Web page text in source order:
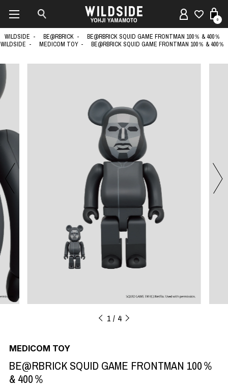
0
WILDSIDE BE@RBRICK
BE@RBRICK SQUID GAME FRONTMAN 100％ & 400％
WILDSIDE
MEDICOM TOY BE@RBRICK SQUID GAME FRONTMAN 100％ & 400％
1 4
MEDICOM TOY
BE@RBRICK SQUID GAME FRONTMAN 100％
& 400％